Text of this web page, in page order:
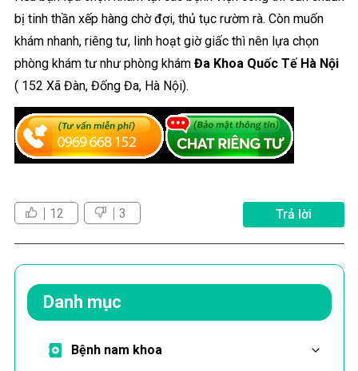
bị tinh thần xếp hàng chờ đợi, thủ tục rườm rà. Còn muốn
khám nhanh, riêng tư, linh hoạt giờ giấc thì nên lựa chọn
phòng khám tư như phòng khám Đa Khoa Quốc Tế Hà Nội
( 152 Xã Đàn, Đống Đa, Hà Nội).
12 3 Trả lời
Danh mục
Bệnh nam khoa